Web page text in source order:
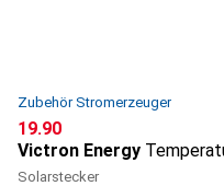
Zubehör Stromerzeuger
CHF
19.90
Victron Energy
Solarstecker